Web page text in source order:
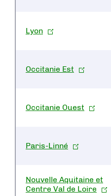
Lyon
Occitanie Est
Occitanie Ouest
Paris-Linné
Nouvelle Aquitaine et
Centre Val de Loire